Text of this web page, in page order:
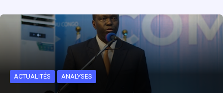
ACTUALITÉS ANALYSES